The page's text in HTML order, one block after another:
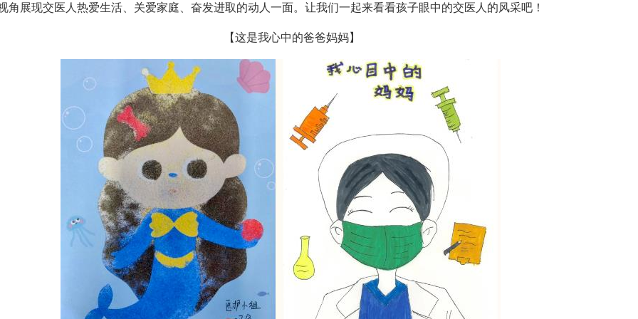
角展现交医人热爱生活、关爱家庭、奋发进取的动人一面。让我们一起来看看孩子眼中的交医人的风采吧！
【这是我心中的爸爸妈妈】